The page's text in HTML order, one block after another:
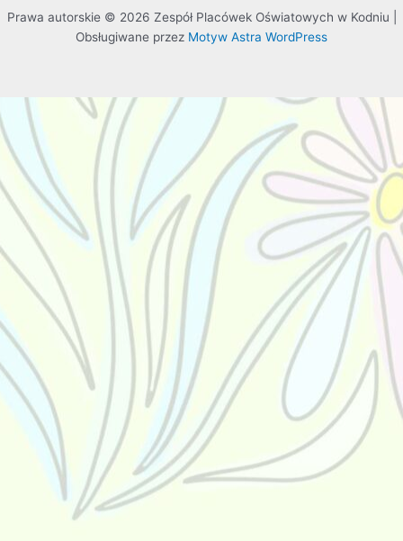
Prawa autorskie © 2026 Zespół Placówek Oświatowych w Kodniu |
Obsługiwane przez Motyw Astra WordPress